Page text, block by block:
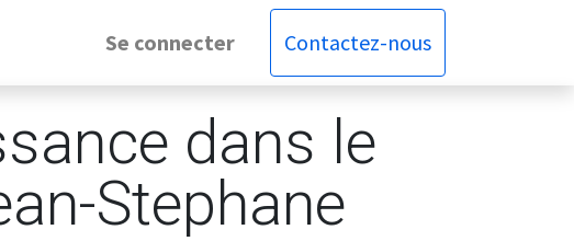
Se connecter Contactez-nous
dans le
Stephane